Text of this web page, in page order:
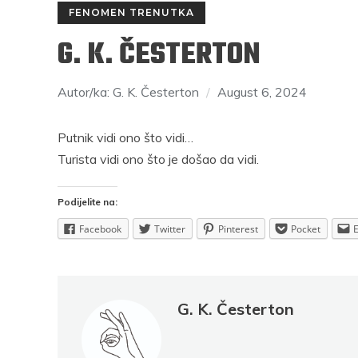
FENOMEN TRENUTKA
G. K. ČESTERTON
Autor/ka: G. K. Česterton August 6, 2024
Putnik vidi ono što vidi…
Turista vidi ono što je došao da vidi.
Podijelite na:
Facebook Twitter Pinterest Pocket
G. K. Česterton
Nema na Balkanu lakoće, čak ni one
Podijelite na:
Facebook
Mi smo